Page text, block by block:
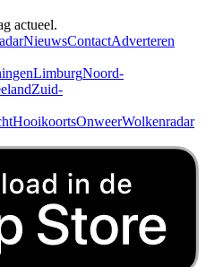
actueel.
NieuwsContactAdverteren
LimburgNoord-
Zuid-
HooikoortsOnweerWolkenradar